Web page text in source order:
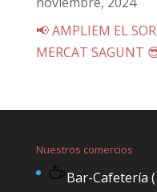
📢 AMPLIEM EL
MERCAT SAGUNT
Nuestros comercios
Bar-Cafetería